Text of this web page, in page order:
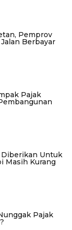
Pemprov
Berbayar
Pajak
Diberikan Untuk
Masih Kurang
Pajak